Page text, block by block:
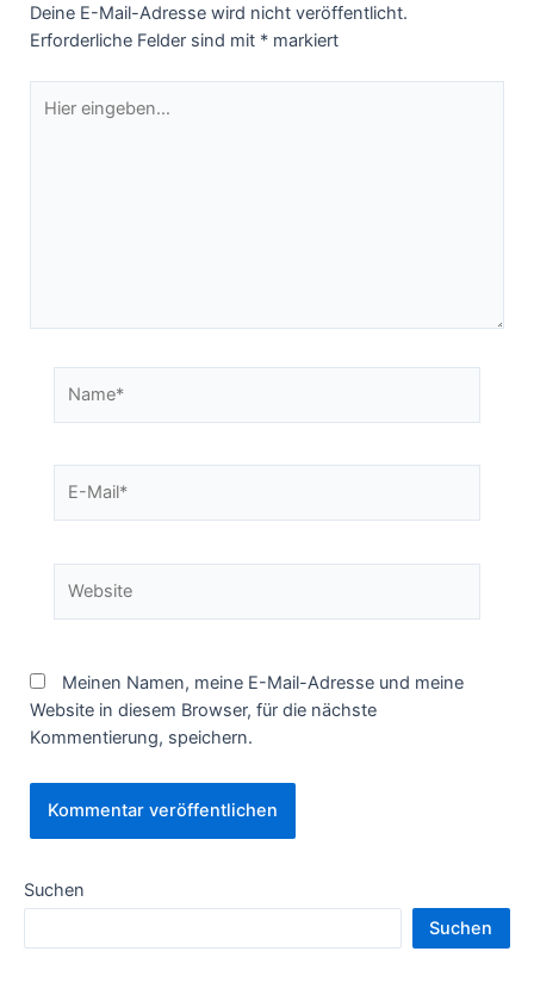
Deine E-Mail-Adresse wird nicht veröffentlicht.
Erforderliche Felder sind mit * markiert
eingeben…
Mail*
Meinen Namen, meine E-Mail-Adresse und meine
Website in diesem Browser, für die nächste
Kommentierung, speichern.
Suchen
Suchen